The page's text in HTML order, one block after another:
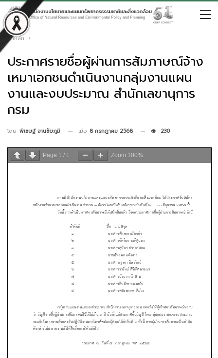
หน้าหลัก
ประกาศรายชื่อผู้ผ่านการสัมภาษณ์จ้าง
เหมาเอกชนดำเนินงานกลุ่มงานแผน
งานและงบประมาณ สำนักเลขานุการ
กรม
โดย พิเชษฐ์ จานชัยภูมิ เมื่อ 8 กรกฎาคม 2568 230
Page 1 / 1 Zoom 100%